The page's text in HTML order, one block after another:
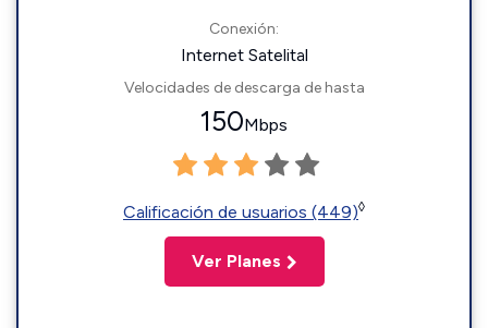
Conexión:
Internet Satelital
Velocidades de descarga de hasta
150Mbps
Calificación de usuarios (449)◊
Ver Planes